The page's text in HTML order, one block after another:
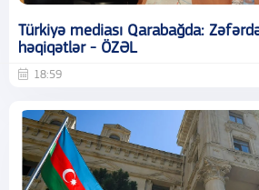
Türkiyə mediası Qarabağda:
həqiqətlər - ÖZƏL
18:59